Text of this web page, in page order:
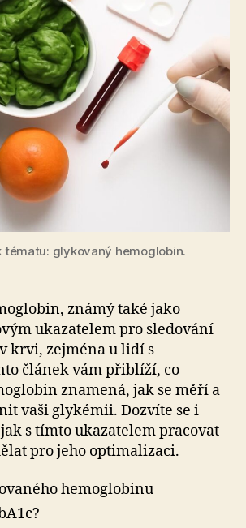
tématu: glykovaný hemoglobin.
známý také jako
ukazatelem pro sledování
krvi, zejména u lidí s
článek vám přiblíží, co
znamená, jak se měří a
vaši glykémii. Dozvíte se i
s tímto ukazatelem pracovat
pro jeho optimalizaci.
hemoglobinu